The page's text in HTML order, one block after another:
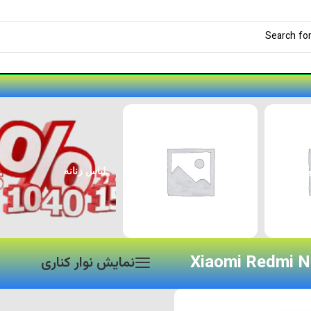
لوازم جانبی پژو ۲۰۷ لوازم جانبی خودرو
Xiaomi Redmi نمایش نوار کناری